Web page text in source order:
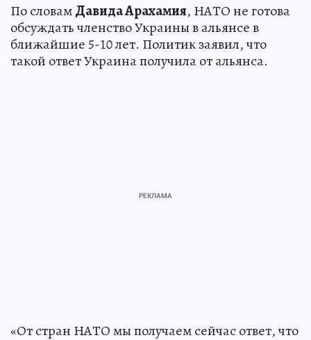
По словамДавида Арахамия, НАТО не готова
обсуждать членство Украины в альянсе в
ближайшие 5-10 лет. Политик заявил, что
такой ответ Украина получила от альянса.
«От стран НАТО мы получаем сейчас ответ, что